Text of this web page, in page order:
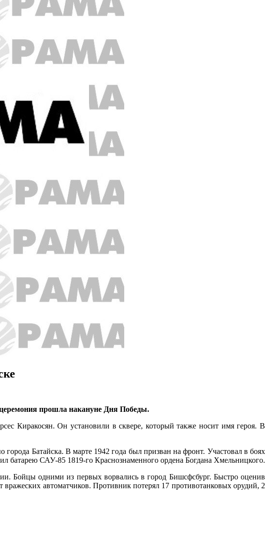
прошла накануне Дня Победы.
Киракосян. Он установили в сквере, который также носит имя героя. В
Батайска. В марте 1942 года был призван на фронт. Участовал в боях
батарею САУ-85 1819-го Краснознаменного ордена Богдана Хмельницкого.
Бойцы одними из первых ворвались в город Бишсфсбург. Быстро оценив
вражеских автоматчиков. Противник потерял 17 противотанковых орудий, 2